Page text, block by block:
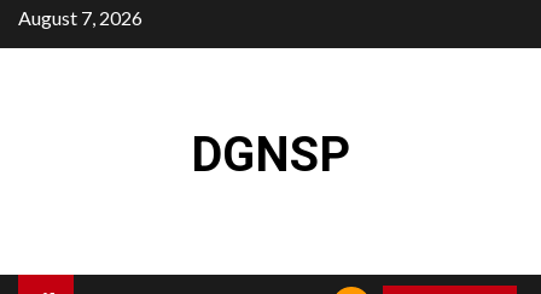
Skip
to
August 7, 2026
DGNSP